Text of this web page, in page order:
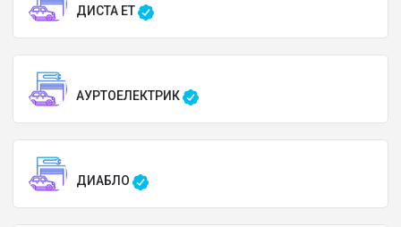
ДИСТА ЕТ
АУРТОЕЛЕКТРИК
ДИАБЛО